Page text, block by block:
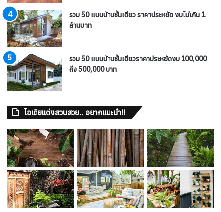
รวม 50 แบบบ้านชั้นเดียว ราคาประหยัด งบไม่เกิน 1
ล้านบาท
รวม 50 แบบบ้านชั้นเดียวราคาประหยัดงบ 100,000
ถึง 500,000 บาท
ไอเดียแต่งสวนสวย.. อยากแนะนำ!!